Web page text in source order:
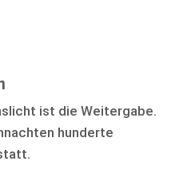
ist die Weitergabe.
hunderte